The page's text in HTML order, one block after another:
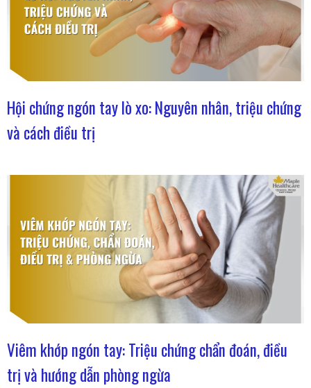
Hội chứng ngón tay lò xo: Nguyên nhân, triệu chứng
và cách điều trị
Viêm khớp ngón tay: Triệu chứng chẩn đoán, điều
trị và hướng dẫn phòng ngừa